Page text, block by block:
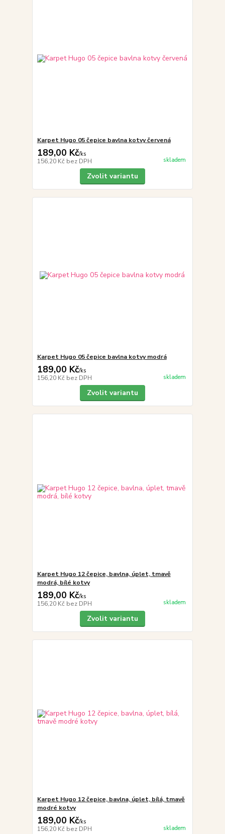
Karpet Hugo 05 čepice bavlna kotvy červená
189,00 Kč/ks
156,20 Kč bez DPH skladem
Zvolit variantu
Karpet Hugo 05 čepice bavlna kotvy modrá
189,00 Kč/ks
156,20 Kč bez DPH skladem
Zvolit variantu
Karpet Hugo 12 čepice, bavlna, úplet, tmavě
modrá, bílé kotvy
189,00 Kč/ks
156,20 Kč bez DPH skladem
Zvolit variantu
Karpet Hugo 12 čepice, bavlna, úplet, bílá, tmavě
modré kotvy
189,00 Kč/ks
156,20 Kč bez DPH skladem